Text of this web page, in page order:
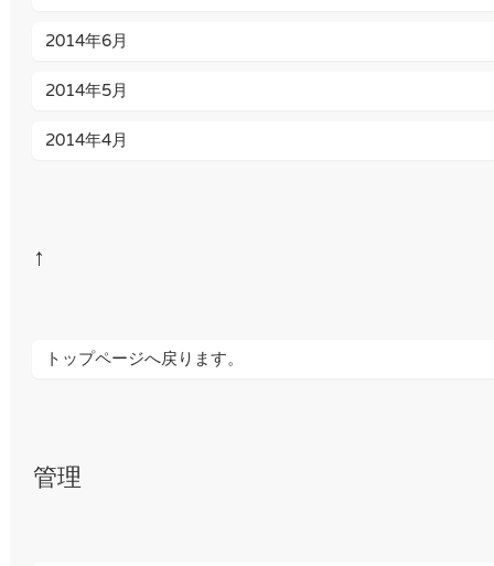
2014年6月
2014年5月
2014年4月
↑
トップページへ戻ります。
管理